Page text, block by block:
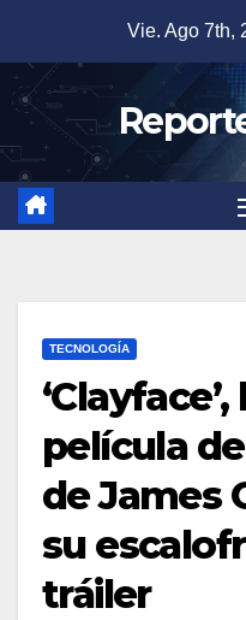
contenido
Vie. Ago 7th,
TECNOLOGÍA
película
de James
su
tráiler